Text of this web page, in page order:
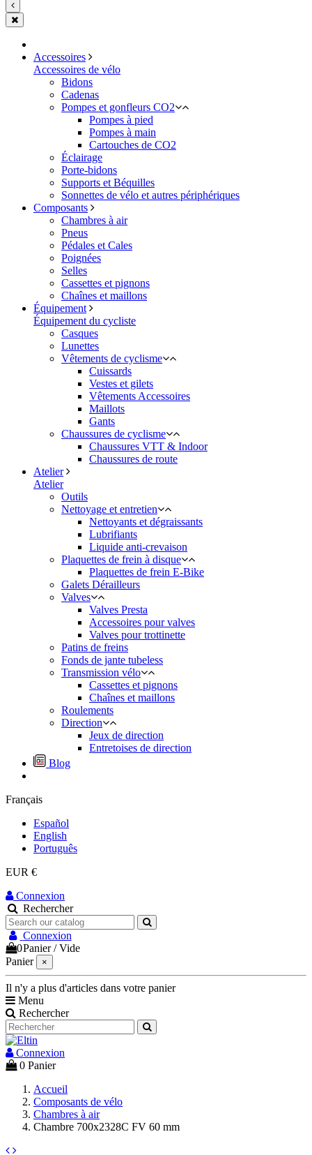
Accessoires
Accessoires de vélo
Bidons
Cadenas
Pompes et gonfleurs CO2
Pompes à pied
Pompes à main
Cartouches de CO2
Éclairage
Porte-bidons
Supports et Béquilles
Sonnettes de vélo et autres périphériques
Composants
Chambres à air
Pneus
Pédales et Cales
Poignées
Selles
Cassettes et pignons
Chaînes et maillons
Équipement
Équipement du cycliste
Casques
Lunettes
Vêtements de cyclisme
Cuissards
Vestes et gilets
Vêtements Accessoires
Maillots
Gants
Chaussures de cyclisme
Chaussures VTT & Indoor
Chaussures de route
Atelier
Atelier
Outils
Nettoyage et entretien
Nettoyants et dégraissants
Lubrifiants
Liquide anti-crevaison
Plaquettes de frein à disque
Plaquettes de frein E-Bike
Galets Dérailleurs
Valves
Valves Presta
Accessoires pour valves
Valves pour trottinette
Patins de freins
Fonds de jante tubeless
Transmission vélo
Cassettes et pignons
Chaînes et maillons
Roulements
Direction
Jeux de direction
Entretoises de direction
Blog
Français
Español
English
Português
EUR €
Connexion
Rechercher
Connexion
0Panier /Vide
Panier
×
Il n'y a plus d'articles dans votre panier
Menu
Rechercher
Connexion
0 Panier
Accueil
Composants de vélo
Chambres à air
Chambre 700x2328C FV 60 mm